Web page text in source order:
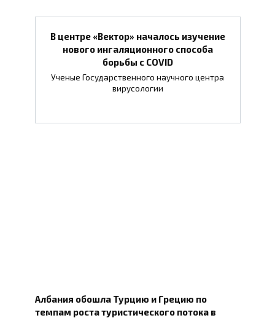
В центре «Вектор» началось изучение
нового ингаляционного способа
борьбы с COVID
Ученые Государственного научного центра
вирусологии
Албания обошла Турцию и Грецию по
темпам роста туристического потока в